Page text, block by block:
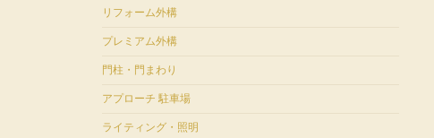
リフォーム外構
プレミアム外構
門柱・門まわり
アプローチ 駐車場
ライティング・照明